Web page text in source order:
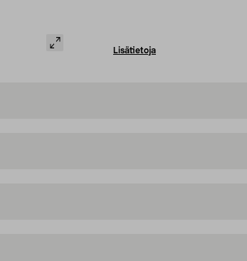
Lisätietoja